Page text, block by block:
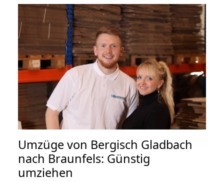
Umzüge von Bergisch Gladbach
nach Braunfels: Günstig
umziehen